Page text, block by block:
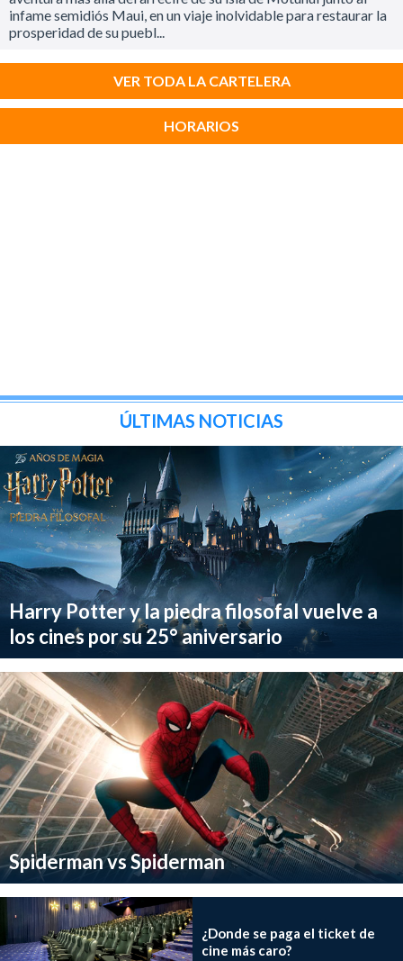
infame semidiós Maui, en un viaje inolvidable para restaurar la
prosperidad de su puebl...
VER TODA LA CARTELERA
HORARIOS
ÚLTIMAS NOTICIAS
Harry Potter y la piedra filosofal vuelve a
los cines por su 25° aniversario
Spiderman vs Spiderman
¿Donde se paga el ticket de
cine más caro?